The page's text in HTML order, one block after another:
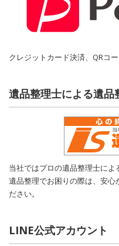
クレジットカード決済、QRコ
遺品整理士による遺品
当社ではプロの遺品整理士によ
遺品整理でお困りの際は、安心
ださい。
LINE公式アカウント